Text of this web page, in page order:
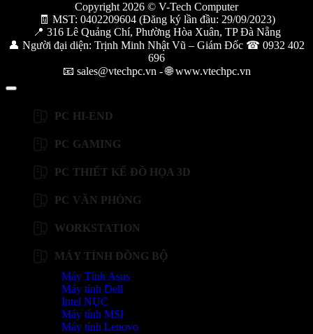
Copyright 2026 © V-Tech Computer
🧾 MST: 0402209604 (Đăng ký lần đầu: 29/09/2023)
📍 316 Lê Quảng Chí, Phường Hòa Xuân, TP Đà Nẵng
👤 Người đại diện: Trịnh Minh Nhật Vũ – Giám Đốc ☎ 0932 402
696
📧 sales@vtechpc.vn - 🌐 www.vtechpc.vn
PC HI-END
PC GAMING
PC THIẾT KẾ ĐỒ HỌA 3D
PC VĂN PHÒNG
WORKSTATION
MÁY TÍNH ĐỒNG BỘ
Máy Tính Asus
Máy tính Dell
Intel NUC
Máy tính MSI
Máy tính Lenovo